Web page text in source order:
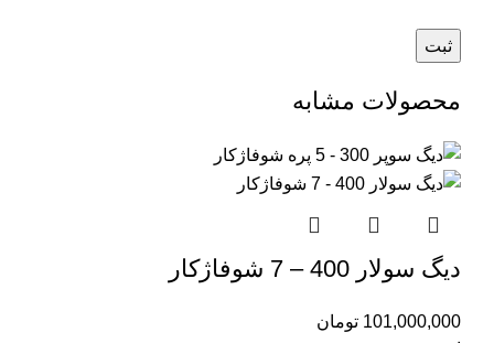
محصولات مشابه
دیگ سولار 400 – 7 شوفاژکار
101,000,000 تومان